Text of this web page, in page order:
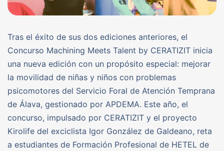
Tras el éxito de sus dos ediciones anteriores, el
Concurso Machining Meets Talent by CERATIZIT inicia
una nueva edición con un propósito especial: mejorar
la movilidad de niñas y niños con problemas
psicomotores del Servicio Foral de Atención Temprana
de Álava, gestionado por APDEMA. Este año, el
concurso, impulsado por CERATIZIT y el proyecto
Kirolife del exciclista Igor González de Galdeano, reta
a estudiantes de Formación Profesional de HETEL de